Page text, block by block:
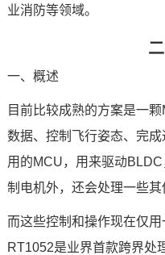
业消防等领域。
一、概述
目前比较成熟的方案是一颗
数据、控制飞行姿态、完
用的MCU，用来驱动
制电机外，还会处理一些其
而这些控制和操作现在仅
RT1052是业界首款跨界处